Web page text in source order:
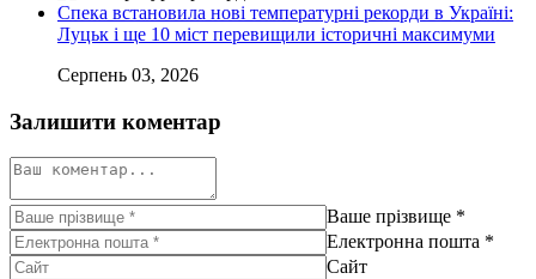
Спека встановила нові температурні рекорди в Україні:
Луцьк і ще 10 міст перевищили історичні максимуми
Серпень 03, 2026
Залишити коментар
Ваше прізвище *
Електронна пошта *
Сайт